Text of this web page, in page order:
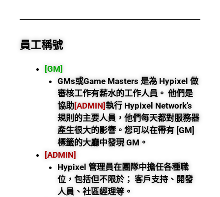
員工稱號
[GM]
GMs或Game Masters 是為 Hypixel 做
審核工作有薪水的工作人員。 他們是
協助[ADMIN]執行 Hypixel Network’s
規則的主要人員，他們每天都對服務器
產生很大的影響。您可以在帶有 [GM]
標籤的大廳中發現 GM。
[ADMIN]
Hypixel 管理員在團隊中擔任各種職
位，包括但不限於； 客戶支持、開發
人員、社區經理等。